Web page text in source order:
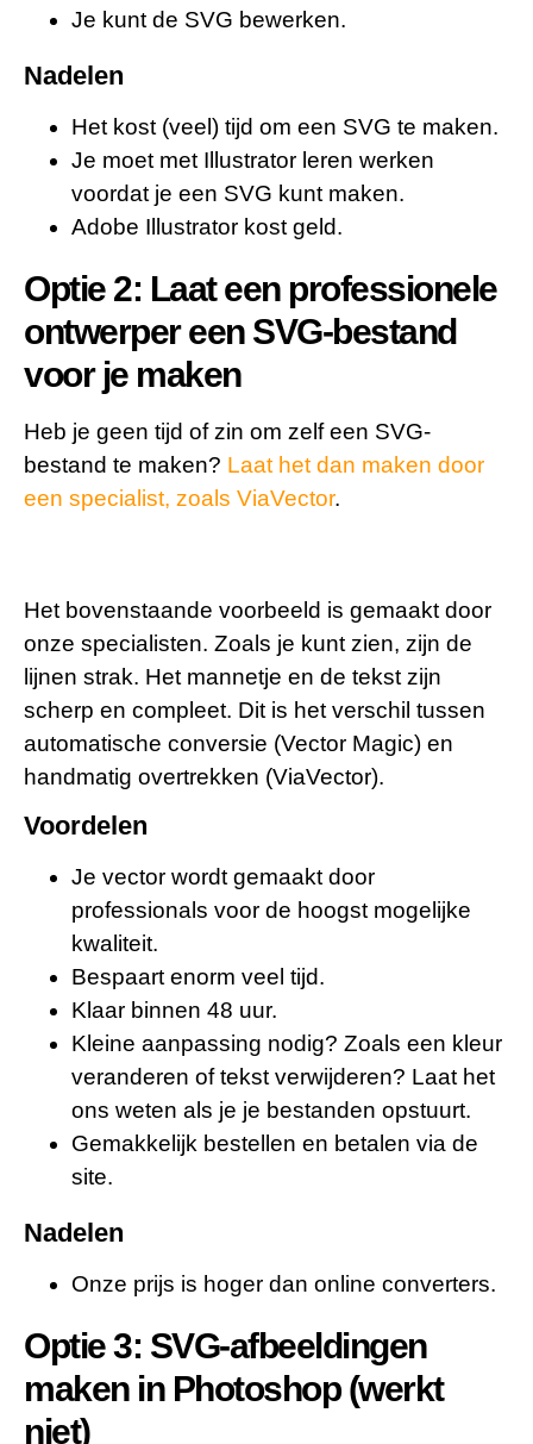
Je kunt de SVG bewerken.
Nadelen
Het kost (veel) tijd om een SVG te maken.
Je moet met Illustrator leren werken
voordat je een SVG kunt maken.
Adobe Illustrator kost geld.
Optie 2: Laat een professionele
ontwerper een SVG-bestand
voor je maken
Heb je geen tijd of zin om zelf een SVG-
bestand te maken? Laat het dan maken door
een specialist, zoals ViaVector.
Het bovenstaande voorbeeld is gemaakt door
onze specialisten. Zoals je kunt zien, zijn de
lijnen strak. Het mannetje en de tekst zijn
scherp en compleet. Dit is het verschil tussen
automatische conversie (Vector Magic) en
handmatig overtrekken (ViaVector).
Voordelen
Je vector wordt gemaakt door
professionals voor de hoogst mogelijke
kwaliteit.
Bespaart enorm veel tijd.
Klaar binnen 48 uur.
Kleine aanpassing nodig? Zoals een kleur
veranderen of tekst verwijderen? Laat het
ons weten als je je bestanden opstuurt.
Gemakkelijk bestellen en betalen via de
site.
Nadelen
Onze prijs is hoger dan online converters.
Optie 3: SVG-afbeeldingen
maken in Photoshop (werkt
niet)